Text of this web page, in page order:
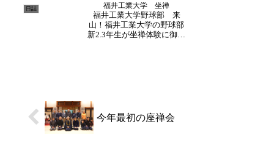
被災された方々に心よりお
見舞い申し上げます。そし
て一日も早い復旧・復興
を...
日誌 福井工業大学 坐禅
福井工業大学野球部 来
山！福井工業大学の野球部
新2.3年生が坐禅体験に御参
のように活かされるかを...
今年最初の座禅会